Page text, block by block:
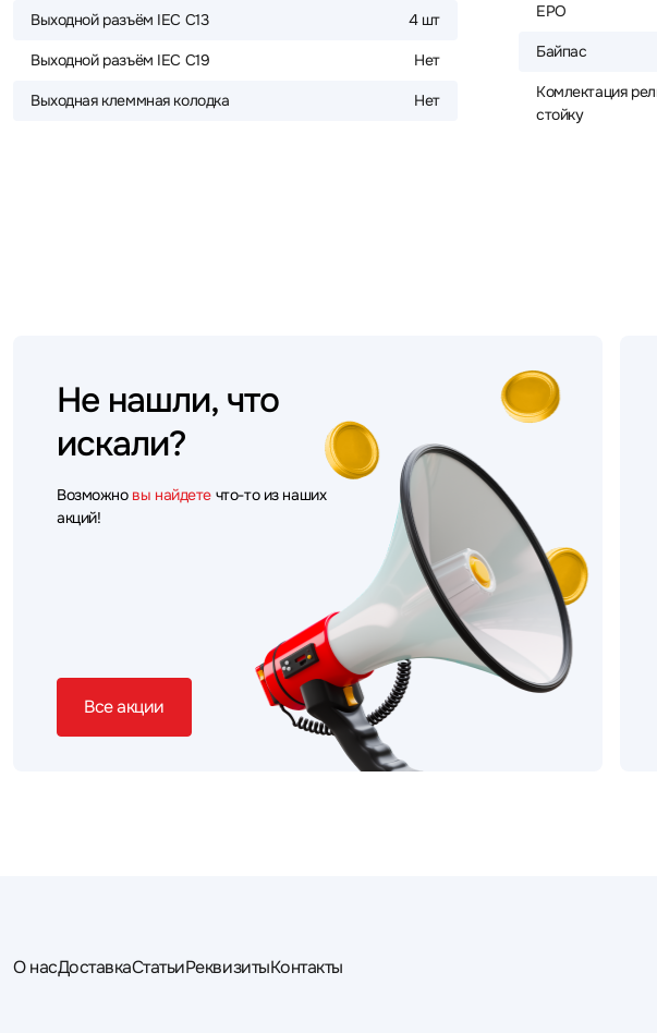
Выходной разъём IEC C13 4 шт
Выходной разъём IEC C19 Нет
Выходная клеммная колодка Нет
EPO
Байпас
Комлектация
стойку
Не нашли, что
искали?
Возможно вы найдете что-то из наших
акций!
Все акции
О насДоставкаСтатьиРеквизитыКонтакты